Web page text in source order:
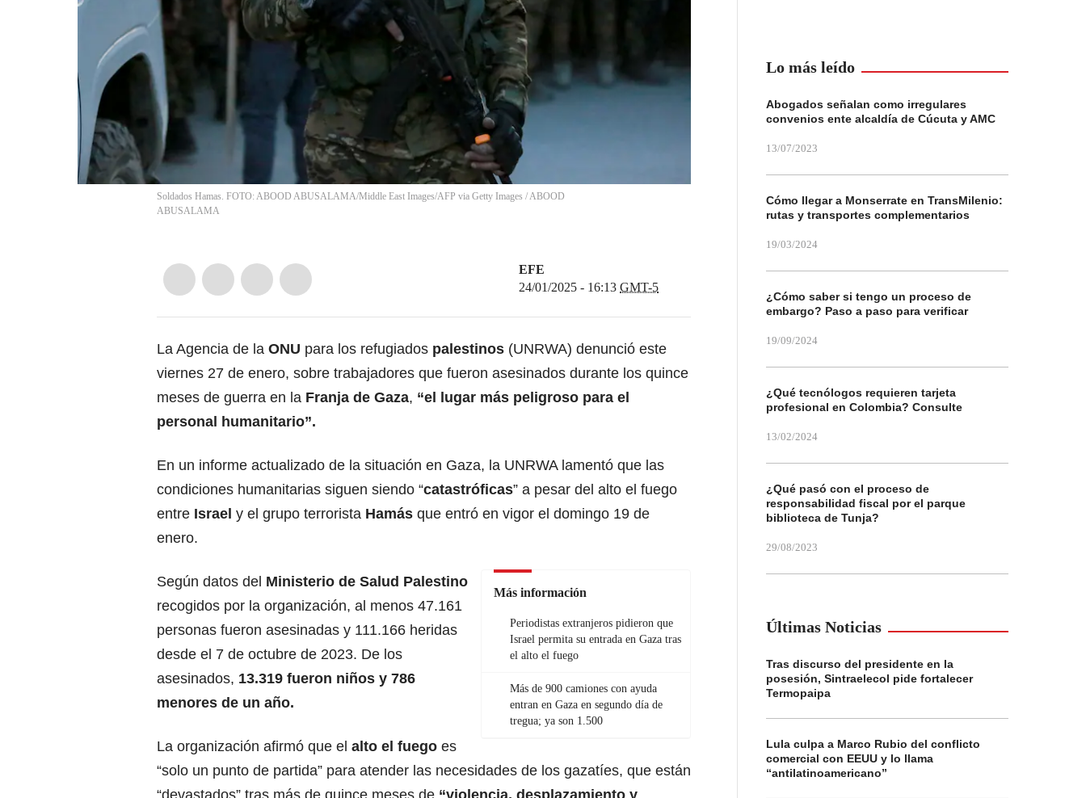
Soldados Hamas. FOTO: ABOOD ABUSALAMA/Middle East Images/AFP via Getty Images /ABOOD
ABUSALAMA
EFE
24/01/2025 - 16:13 GMT-5
La Agencia de la ONU para los refugiados palestinos (UNRWA) denunció este
viernes 27 de enero, sobre trabajadores que fueron asesinados durante los quince
meses de guerra en la Franja de Gaza, “el lugar más peligroso para el
personal humanitario”.
En un informe actualizado de la situación en Gaza, la UNRWA lamentó que las
condiciones humanitarias siguen siendo “catastróficas” a pesar del alto el fuego
entre Israel y el grupo terrorista Hamás que entró en vigor el domingo 19 de
enero.
Más información
Periodistas extranjeros pidieron que
Israel permita su entrada en Gaza tras
el alto el fuego
Más de 900 camiones con ayuda
entran en Gaza en segundo día de
tregua; ya son 1.500
Según datos del Ministerio de Salud Palestino
recogidos por la organización, al menos 47.161
personas fueron asesinadas y 111.166 heridas
desde el 7 de octubre de 2023. De los
asesinados, 13.319 fueron niños y 786
menores de un año.
La organización afirmó que el alto el fuego es
“solo un punto de partida” para atender las necesidades de los gazatíes, que están
Lo más leído
Abogados señalan como irregulares
convenios ente alcaldía de Cúcuta y AMC
13/07/2023
Cómo llegar a Monserrate en TransMilenio:
rutas y transportes complementarios
19/03/2024
¿Cómo saber si tengo un proceso de
embargo? Paso a paso para verificar
19/09/2024
¿Qué tecnólogos requieren tarjeta
profesional en Colombia? Consulte
13/02/2024
¿Qué pasó con el proceso de
responsabilidad fiscal por el parque
biblioteca de Tunja?
29/08/2023
Últimas Noticias
Tras discurso del presidente en la
posesión, Sintraelecol pide fortalecer
Termopaipa
Lula culpa a Marco Rubio del conflicto
comercial con EEUU y lo llama
“antilatinoamericano”